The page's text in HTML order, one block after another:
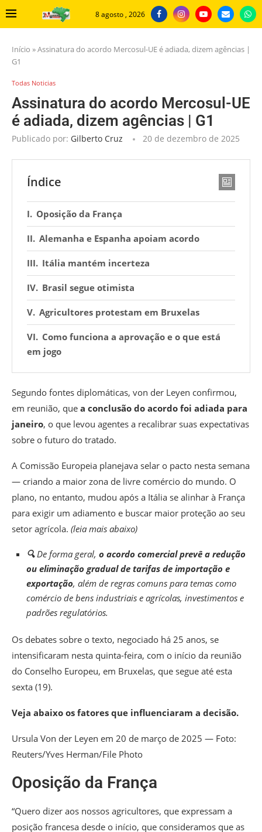
8 agosto , 2026
Início »Assinatura do acordo Mercosul-UE é adiada, dizem agências |
G1
Todas Noticias
Assinatura do acordo Mercosul-UE
é adiada, dizem agências | G1
Publicado por: Gilberto Cruz 20 de dezembro de 2025
Índice
Oposição da França
Alemanha e Espanha apoiam acordo
Itália mantém incerteza
Brasil segue otimista
Agricultores protestam em Bruxelas
Como funciona a aprovação e o que está
em jogo
Segundo fontes diplomáticas, von der Leyen confirmou,
em reunião, que a conclusão do acordo foi adiada para
janeiro, o que levou agentes a recalibrar suas expectativas
sobre o futuro do tratado.
A Comissão Europeia planejava selar o pacto nesta semana
— criando a maior zona de livre comércio do mundo. O
plano, no entanto, mudou após a Itália se alinhar à França
para exigir um adiamento e buscar maior proteção ao seu
setor agrícola. (leia mais abaixo)
🔍De forma geral, o acordo comercial prevê a redução
ou eliminação gradual de tarifas de importação e
exportação, além de regras comuns para temas como
comércio de bens industriais e agrícolas, investimentos e
padrões regulatórios.
Os debates sobre o texto, negociado há 25 anos, se
intensificaram nesta quinta-feira, com o início da reunião
do Conselho Europeu, em Bruxelas, que segue até esta
sexta (19).
Veja abaixo os fatores que influenciaram a decisão.
Ursula Von der Leyen em 20 de março de 2025 — Foto:
Reuters/Yves Herman/File Photo
Oposição da França
“Quero dizer aos nossos agricultores, que expressam a
posição francesa desde o início, que consideramos que as